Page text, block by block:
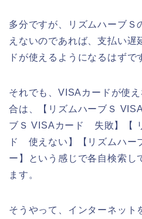
多分ですが、リズムハーブＳ
えないのであれば、支払い遅
ドが使えるようになるはずで
それでも、VISAカードが使
合は、【リズムハーブＳ
ブＳ VISAカード 失敗】【
ド 使えない】【リズムハ
ー】という感じで各自検索し
ます。
そうやって、インターネット